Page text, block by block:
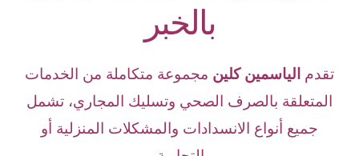
بالخبر
تقدم الياسمين كلين مجموعة متكاملة من الخدمات
المتعلقة بالصرف الصحي وتسليك المجاري، تشمل
جميع أنواع الانسدادات والمشكلات المنزلية أو